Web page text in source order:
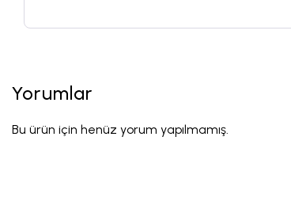
Yorumlar
Bu ürün için henüz yorum yapılmamış.